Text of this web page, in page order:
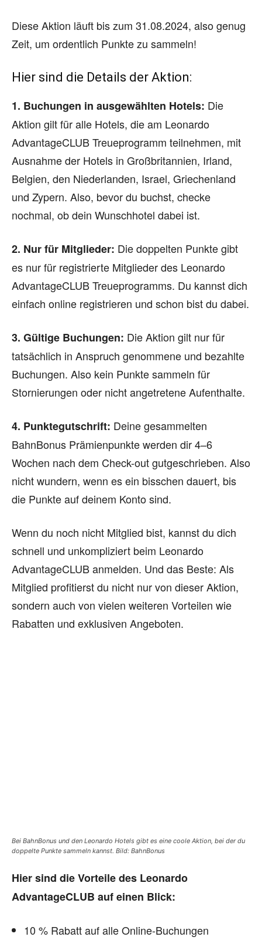
Diese Aktion läuft bis zum 31.08.2024, also genug
Zeit, um ordentlich Punkte zu sammeln!
Hier sind die Details der Aktion:
1. Buchungen in ausgewählten Hotels: Die
Aktion gilt für alle Hotels, die am Leonardo
AdvantageCLUB Treueprogramm teilnehmen, mit
Ausnahme der Hotels in Großbritannien, Irland,
Belgien, den Niederlanden, Israel, Griechenland
und Zypern. Also, bevor du buchst, checke
nochmal, ob dein Wunschhotel dabei ist.
2. Nur für Mitglieder: Die doppelten Punkte gibt
es nur für registrierte Mitglieder des Leonardo
AdvantageCLUB Treueprogramms. Du kannst dich
einfach online registrieren und schon bist du dabei.
3. Gültige Buchungen: Die Aktion gilt nur für
tatsächlich in Anspruch genommene und bezahlte
Buchungen. Also kein Punkte sammeln für
Stornierungen oder nicht angetretene Aufenthalte.
4. Punktegutschrift: Deine gesammelten
BahnBonus Prämienpunkte werden dir 4–6
Wochen nach dem Check-out gutgeschrieben. Also
nicht wundern, wenn es ein bisschen dauert, bis
die Punkte auf deinem Konto sind.
Wenn du noch nicht Mitglied bist, kannst du dich
schnell und unkompliziert beim Leonardo
AdvantageCLUB anmelden. Und das Beste: Als
Mitglied profitierst du nicht nur von dieser Aktion,
sondern auch von vielen weiteren Vorteilen wie
Rabatten und exklusiven Angeboten.
Bei BahnBonus und den Leonardo Hotels gibt es eine coole Aktion, bei der du
doppelte Punkte sammeln kannst. Bild: BahnBonus
Hier sind die Vorteile des Leonardo
AdvantageCLUB auf einen Blick:
10 % Rabatt auf alle Online-Buchungen